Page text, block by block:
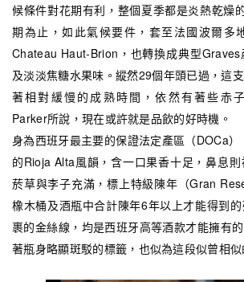
候條件對花期有利，整個夏季都是炎熱乾燥
期為止，如此氣候要件，套至法國波爾多
Chateau Haut-Brion，也轉換成典型
及淡淡焦糖水果味。縱然29個年頭已過，這
著相對緩慢的成熟時間，依然有著些赤
Parker所說，現在或許就是品飲的好時機。
身為西班牙最主要的保證法定產區（DOCa
的Rioja Alta風韻，含一口果香十足，鼻息
菸草與李子充滿，標上特級陳年（Gran
橡木桶及酒瓶中合計陳年6年以上才能得到
裹的金絲線，均是西班牙高等酒款才能擁有
著瓶身略顯斑駁的標籤，也似為這段似曾相似